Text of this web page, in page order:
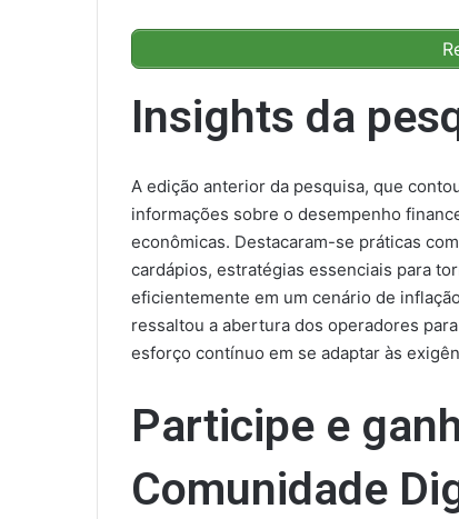
Insights da
A edição anterior da pesquisa, que
informações sobre o desempenho
econômicas. Destacaram-se práticas
cardápios, estratégias essenciais para
eficientemente em um cenário de
ressaltou a abertura dos operadores
esforço contínuo em se adaptar às
Participe e
Comunidade